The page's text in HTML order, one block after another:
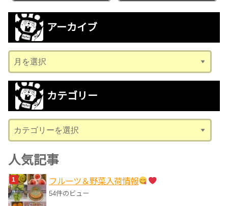
アーカイブ
ー
カ
ブ
カテゴリー
テ
ゴ
リ
ー
人気記事
フルーツ＆野菜入荷情報
54件のビュー